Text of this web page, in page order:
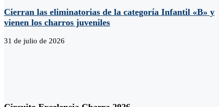
Cierran las eliminatorias de la categoría Infantil «B» y
vienen los charros juveniles
31 de julio de 2026